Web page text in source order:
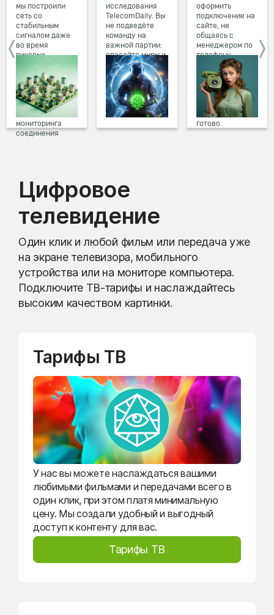
мы построили
сеть со
стабильным
сигналом даже
во время
пиковых
нагрузок в
вечернее время.
Мы постоянно
обновляем наше
оборудование в
домах, а система
мониторинга
соединения
исследования
TelecomDaily. Вы
не подведёте
команду на
важной партии:
спасайте миры и
побеждайте с
друзьями в
онлайн-играх.
оформить
подключение на
сайте, не
общаясь с
менеджером по
телефону.
Просто в три
клика заполните
форму заявки на
сайте, выберите
дату и время
подключения,
готово.
Цифровое
телевидение
Один клик и любой фильм или передача уже
на экране телевизора, мобильного
устройства или на мониторе компьютера.
Подключите ТВ-тарифы и наслаждайтесь
высоким качеством картинки.
Тарифы ТВ
У нас вы можете наслаждаться вашими
любимыми фильмами и передачами всего в
один клик, при этом платя минимальную
цену. Мы создали удобный и выгодный
доступ к контенту для вас.
Тарифы ТВ